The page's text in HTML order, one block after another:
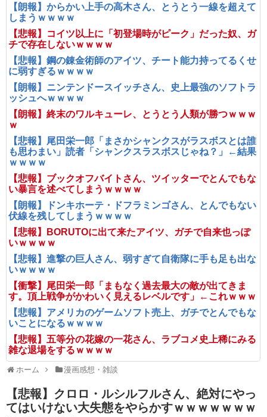
【朗報】からかい上手の高木さん、とうとう一線を超えて
しまうｗｗｗｗ
【悲報】コイツ以上に「初登場時がピーク」だった奴、ガ
チで存在しないｗｗｗｗ
【悲報】鋼の錬金術師のアイツ、チート能力持ってるくせ
に弱すぎるｗｗｗｗ
【朗報】ニンテンドースイッチさん、史上最強のソフトラ
ッシュへｗｗｗｗ
【朗報】終末のワルキューレ、とうとう人類が勝つｗｗｗ
ｗ
【悲報】尾田栄一郎「まさかシャンクスがラスボスとは誰
も思わまい」読者「シャンクスラスボスじゃね？」←結果
ｗｗｗｗ
【悲報】ブックオフバイトさん、ツイッターでとんでもな
い暴言を述べてしまうｗｗｗｗ
【朗報】ドンキホーテ・ドフラミンゴさん、とんでもない
伏線を残してしまうｗｗｗｗ
【悲報】BORUTOに出て来たアイツ、ガチで自来也っぽ
いｗｗｗｗ
【悲報】進撃の巨人さん、弱すぎて自衛隊に手も足も出な
いｗｗｗｗ
【衝撃】尾田栄一郎「まもなく過去最大の敵が出てきま
す。頂上戦争がかわいく見えるレベルです」←これｗｗｗ
【悲報】アメリカのゲームソフト売上、ガチでとんでもな
いことになるｗｗｗｗ
【悲報】五等分の花嫁の一花さん、ラブコメ史上稀にみる
雑な退場をするｗｗｗｗ
ホーム 漫画感想・雑談
【悲報】クロロ・ルシルフルさん、絶対にやっ
てはいけない大失態をやらかすｗｗｗｗｗｗｗ